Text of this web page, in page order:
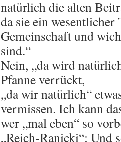
natürlich die alten
da sie ein wesentlicher
Gemeinschaft und
sind.“
Nein, „da wird
Pfanne verrückt,
„da wir natürlich“
vermissen. Ich kann
wer „mal eben“ so
„Reich-Ranicki“: Und